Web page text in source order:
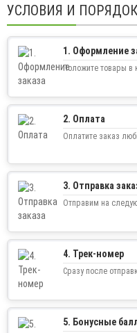
УСЛОВИЯ И
1. Оформление
Положите товары в
2. Оплата
Оплатите заказ
3. Отправка
Отправим на
4. Трек-номер
Сразу после
5. Бонусные